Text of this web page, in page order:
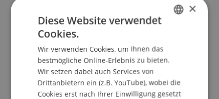
School/Professur:
Center für Universitätsentwicklung
Veranstaltungsdetails
×
Diese Website verwendet
Cookies.
Wir verwenden Cookies, um Ihnen das
bestmögliche Online-Erlebnis zu bieten.
Wir setzen dabei auch Services von
Drittanbietern ein (z.B. YouTube), wobei die
Cookies erst nach Ihrer Einwilligung gesetzt